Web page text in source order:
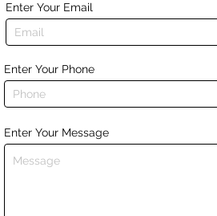
Enter Your Email
Enter Your Phone
Enter Your Message